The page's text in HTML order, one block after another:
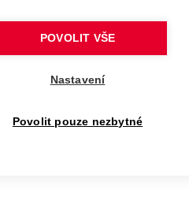
POVOLIT VŠE
Nastavení
Povolit pouze nezbytné